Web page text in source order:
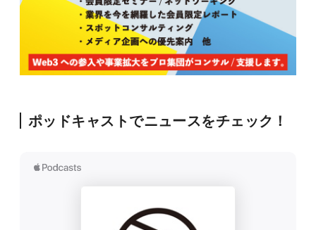
ポッドキャストでニュースをチェック！